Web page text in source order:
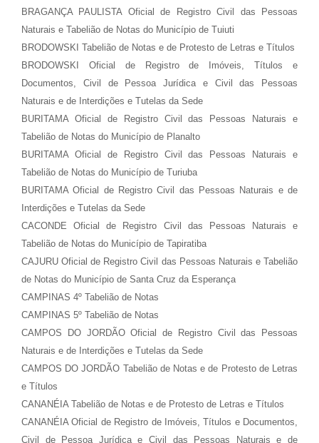
BRAGANÇA PAULISTA Oficial de Registro Civil das Pessoas
Naturais e Tabelião de Notas do Município de Tuiuti
BRODOWSKI Tabelião de Notas e de Protesto de Letras e Títulos
BRODOWSKI Oficial de Registro de Imóveis, Títulos e
Documentos, Civil de Pessoa Jurídica e Civil das Pessoas
Naturais e de Interdições e Tutelas da Sede
BURITAMA Oficial de Registro Civil das Pessoas Naturais e
Tabelião de Notas do Município de Planalto
BURITAMA Oficial de Registro Civil das Pessoas Naturais e
Tabelião de Notas do Município de Turiuba
BURITAMA Oficial de Registro Civil das Pessoas Naturais e de
Interdições e Tutelas da Sede
CACONDE Oficial de Registro Civil das Pessoas Naturais e
Tabelião de Notas do Município de Tapiratiba
CAJURU Oficial de Registro Civil das Pessoas Naturais e Tabelião
de Notas do Município de Santa Cruz da Esperança
CAMPINAS 4º Tabelião de Notas
CAMPINAS 5º Tabelião de Notas
CAMPOS DO JORDÃO Oficial de Registro Civil das Pessoas
Naturais e de Interdições e Tutelas da Sede
CAMPOS DO JORDÃO Tabelião de Notas e de Protesto de Letras
e Títulos
CANANÉIA Tabelião de Notas e de Protesto de Letras e Títulos
CANANÉIA Oficial de Registro de Imóveis, Títulos e Documentos,
Civil de Pessoa Jurídica e Civil das Pessoas Naturais e de